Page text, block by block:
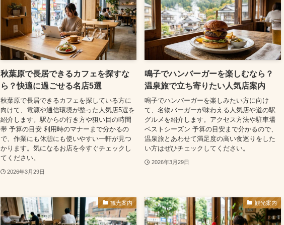
秋葉原で長居できるカフェを探すな
ら？快適に過ごせる名店5選
秋葉原で長居できるカフェを探している方に
向けて、電源や通信環境が整った人気店5選を
紹介します。駅からの行き方や狙い目の時間
帯 予算の目安 利用時のマナーまで分かるの
で、作業にも休憩にも使いやすい一軒が見つ
かります。気になるお店を今すぐチェックし
てください。
2026年3月29日
鳴子でハンバーガーを楽しむなら？
温泉旅で立ち寄りたい人気店案内
鳴子でハンバーガーを楽しみたい方に向け
て、名物バーガーが味わえる人気店や道の駅
グルメを紹介します。アクセス方法や駐車場
ベストシーズン 予算の目安まで分かるので、
温泉旅とあわせて満足度の高い食巡りをした
い方はぜひチェックしてください。
2026年3月29日
観光案内 観光案内